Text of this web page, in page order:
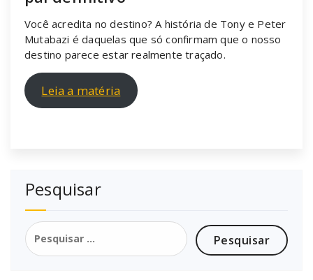
Você acredita no destino? A história de Tony e Peter
Mutabazi é daquelas que só confirmam que o nosso
destino parece estar realmente traçado.
Leia a matéria
Pesquisar
Pesquisar
por: